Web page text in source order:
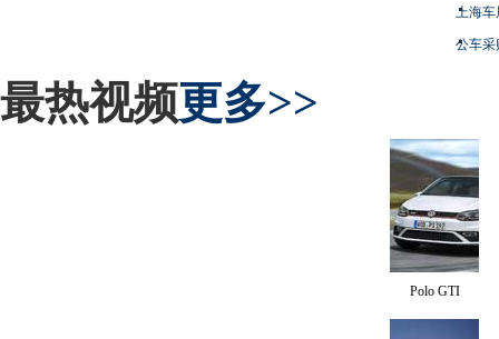
上海
公车采
最热视频更多>>
Polo GTI